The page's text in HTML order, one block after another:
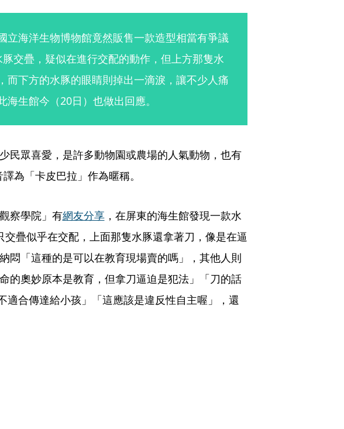
立海洋生物博物館竟然販售一款造型相當有爭議
交疊，疑似在進行交配的動作，但上方那隻水
而下方的水豚的眼睛則掉出一滴淚，讓不少人痛
生館今（20日）也做出回應。
民眾喜愛，是許多動物園或農場的人氣動物，也有
為「卡皮巴拉」作為暱稱。
察學院」有網友分享，在屏東的海生館發現一款水
交疊似乎在交配，上面那隻水豚還拿著刀，像是在逼
悶「這種的是可以在教育現場賣的嗎」，其他人則
的奧妙原本是教育，但拿刀逼迫是犯法」「刀的話
適合傳達給小孩」「這應該是違反性自主喔」，還